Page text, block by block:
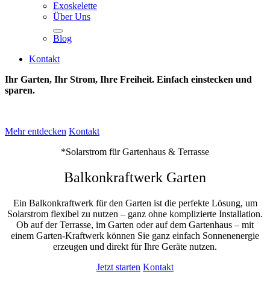
Exoskelette
Über Uns
Blog
Kontakt
Ihr Garten, Ihr Strom, Ihre Freiheit. Einfach einstecken und
sparen.
Mehr entdecken Kontakt
*Solarstrom für Gartenhaus & Terrasse
Balkonkraftwerk Garten
Ein Balkonkraftwerk für den Garten ist die perfekte Lösung, um
Solarstrom flexibel zu nutzen – ganz ohne komplizierte Installation.
Ob auf der Terrasse, im Garten oder auf dem Gartenhaus – mit
einem Garten-Kraftwerk können Sie ganz einfach Sonnenenergie
erzeugen und direkt für Ihre Geräte nutzen.
Jetzt starten Kontakt